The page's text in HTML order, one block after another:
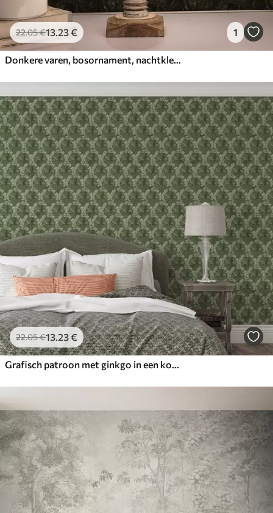
22.05€13.23€ 1
Donkere varen, bosornament, nachtkleuren
22.05€13.23€
Grafisch patroon met ginkgo in een koel groen kleurenpalet